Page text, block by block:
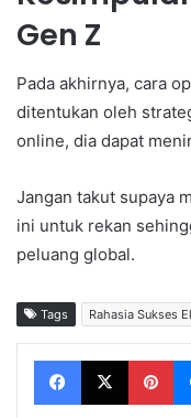
Gen Z
Pada akhirnya, cara
ditentukan oleh
online, dia dapat
Jangan takut supaya
ini untuk rekan
peluang global.
Tags Rahasia Sukses
Facebook X Pinterest